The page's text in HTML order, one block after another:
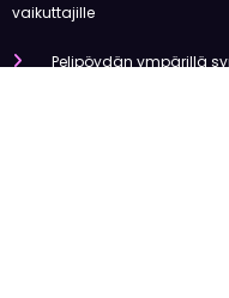
vaikuttajille
Pelipöydän ympärillä